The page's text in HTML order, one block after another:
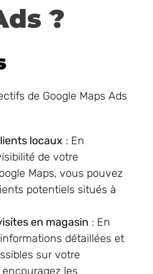
?
de Google Maps Ads
locaux : En
de votre
Maps, vous pouvez
potentiels situés à
en magasin : En
détaillées et
sur votre
les